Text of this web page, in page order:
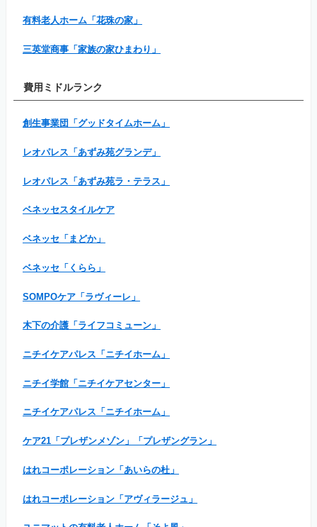
有料老人ホーム「花珠の家」
三英堂商事「家族の家ひまわり」
費用ミドルランク
創生事業団「グッドタイムホーム」
レオパレス「あずみ苑グランデ」
レオパレス「あずみ苑ラ・テラス」
ベネッセスタイルケア
ベネッセ「まどか」
ベネッセ「くらら」
SOMPOケア「ラヴィーレ」
木下の介護「ライフコミューン」
ニチイケアパレス「ニチイホーム」
ニチイ学館「ニチイケアセンター」
ニチイケアパレス「ニチイホーム」
ケア21「プレザンメゾン」「プレザングラン」
はれコーポレーション「あいらの杜」
はれコーポレーション「アヴィラージュ」